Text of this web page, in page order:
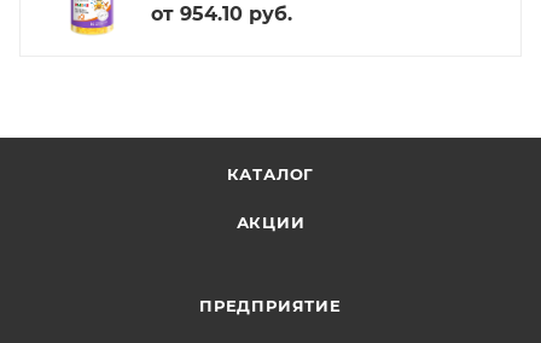
от 954.10 руб.
КАТАЛОГ
АКЦИИ
ПРЕДПРИЯТИЕ